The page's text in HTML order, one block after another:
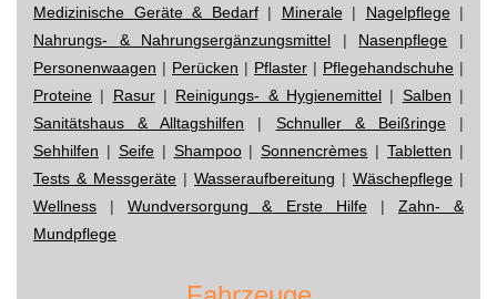
Medizinische Geräte & Bedarf| Minerale| Nagelpflege|
Nahrungs- & Nahrungsergänzungsmittel | Nasenpflege |
Personenwaagen | Perücken | Pflaster | Pflegehandschuhe |
Proteine | Rasur| Reinigungs- & Hygienemittel | Salben |
Sanitätshaus & Alltagshilfen | Schnuller & Beißringe|
Sehhilfen | Seife| Shampoo|Sonnencrèmes |Tabletten |
Tests & Messgeräte | Wasseraufbereitung | Wäschepflege |
Wellness |Wundversorgung & Erste Hilfe| Zahn- &
Mundpflege